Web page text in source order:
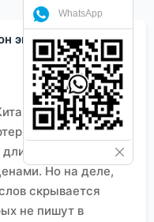
экспортеры
4-
первое, что
список
Но на деле,
скрывается
не пишут в
WhatsApp